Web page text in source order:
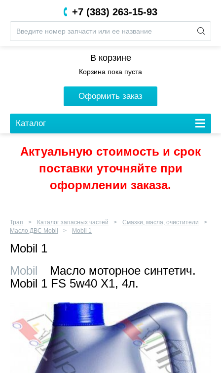
8 (800) 201-05-06
+7 (383) 263-15-93
В корзине
Корзина пока пуста
Оформить заказ
Каталог
Актуальную стоимость и срок
поставки уточняйте при
оформлении заказа.
Трап Каталог запасных частей
Смазки, масла, очистители
Масло ДВС Mobil
Mobil 1
Mobil 1
Mobil
Масло моторное синтетич.
Mobil 1 FS 5w40 X1, 4л.